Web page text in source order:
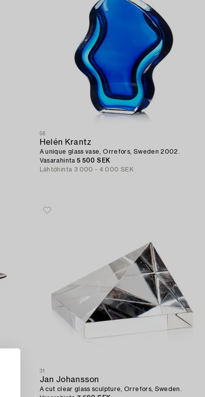
56
Helén Krantz
A unique glass vase, Orrefors, Sweden 2002.
Vasarahinta 5 500 SEK
Lähtöhinta 3 000 - 4 000 SEK
31
Jan Johansson
A cut clear glass sculpture, Orrefors, Sweden.